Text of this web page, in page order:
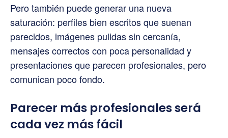
Pero también puede generar una nueva
saturación: perfiles bien escritos que suenan
parecidos, imágenes pulidas sin cercanía,
mensajes correctos con poca personalidad y
presentaciones que parecen profesionales, pero
comunican poco fondo.
Parecer más profesionales será
cada vez más fácil